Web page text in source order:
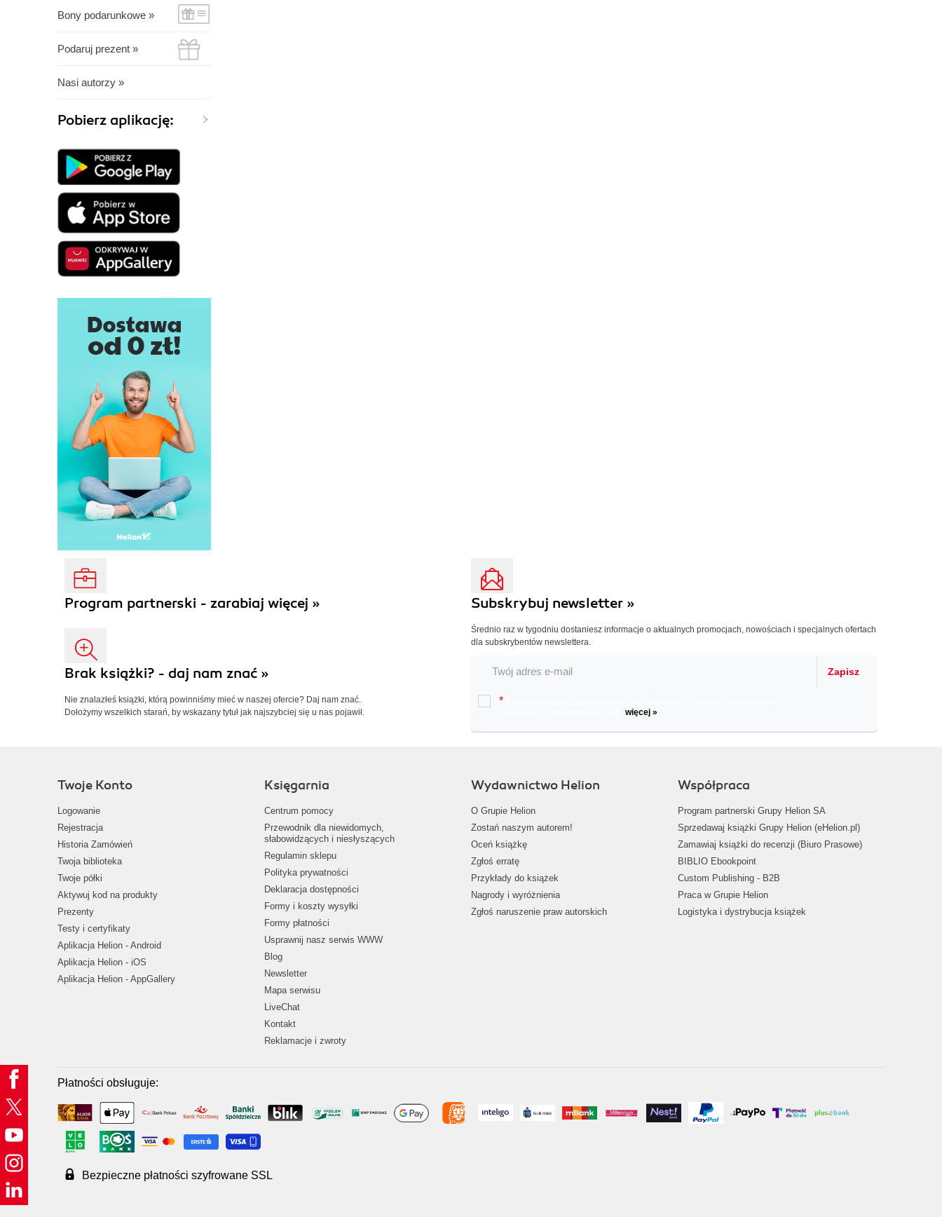
Bony podarunkowe »
Podaruj prezent »
Nasi autorzy »
Pobierz aplikację:
Program partnerski - zarabiaj więcej »
Brak książki? - daj nam znać »
Nie znalazłeś książki, którą powinniśmy mieć w naszej ofercie? Daj nam znać.
Dołożymy wszelkich starań, by wskazany tytuł jak najszybciej się u nas pojawił.
Subskrybuj newsletter »
Średnio raz w tygodniu dostaniesz informacje o aktualnych promocjach, nowościach i specjalnych ofertach
dla subskrybentów newslettera.
Zapisz
*
więcej »
Twoje Konto
Logowanie
Rejestracja
Historia Zamówień
Twoja biblioteka
Twoje półki
Aktywuj kod na produkty
Prezenty
Testy i certyfikaty
Aplikacja Helion - Android
Aplikacja Helion - iOS
Aplikacja Helion - AppGallery
Księgarnia
Centrum pomocy
Przewodnik dla niewidomych,
słabowidzących i niesłyszących
Regulamin sklepu
Polityka prywatności
Deklaracja dostępności
Formy i koszty wysyłki
Formy płatności
Usprawnij nasz serwis WWW
Blog
Newsletter
Mapa serwisu
LiveChat
Kontakt
Reklamacje i zwroty
Wydawnictwo Helion
O Grupie Helion
Zostań naszym autorem!
Oceń książkę
Zgłoś erratę
Przykłady do książek
Nagrody i wyróżnienia
Zgłoś naruszenie praw autorskich
Współpraca
Program partnerski Grupy Helion SA
Sprzedawaj książki Grupy Helion (eHelion.pl)
Zamawiaj książki do recenzji (Biuro Prasowe)
BIBLIO Ebookpoint
Custom Publishing - B2B
Praca w Grupie Helion
Logistyka i dystrybucja książek
Płatności obsługuje:
Bezpieczne płatności szyfrowane SSL